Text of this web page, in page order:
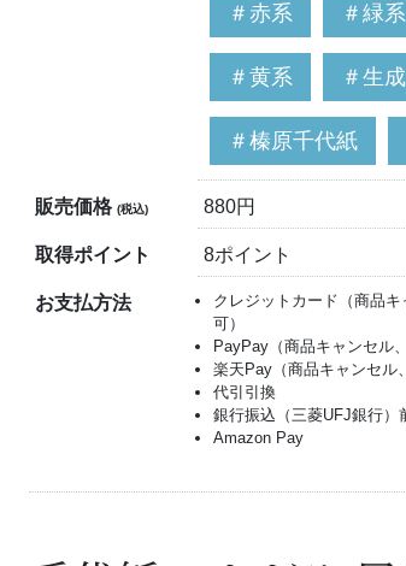
＃赤系 ＃緑系
＃黄系 ＃生
＃榛原千代紙
販売価格(税込) 880円
取得ポイント 8ポイント
お支払方法
クレジットカード（商品
可）
PayPay（商品キャンセル
楽天Pay（商品キャンセル
代引引換
銀行振込（三菱UFJ銀行）
Amazon Pay